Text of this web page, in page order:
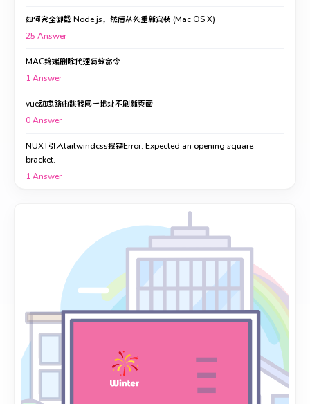
如何完全卸载 Node.js，然后从头重新安装 (Mac OS X)
25 Answer
MAC终端删除代理有效命令
1Answer
vue动态路由跳转同一地址不刷新页面
0Answer
NUXT引入tailwindcss报错Error: Expected an opening square
bracket.
1Answer